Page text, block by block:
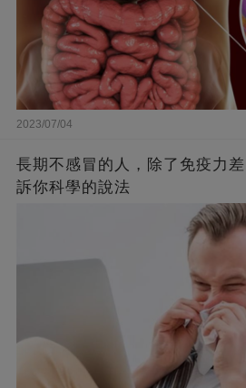
2023/07/04
長期不感冒的人，除了免疫力
訴你科學的說法